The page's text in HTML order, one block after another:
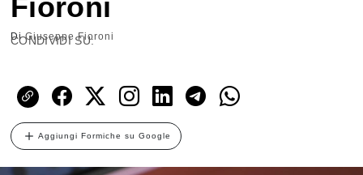
Fioroni
DiGiuseppe Fioroni
CONDIVIDI SU:
Aggiungi Formiche su Google